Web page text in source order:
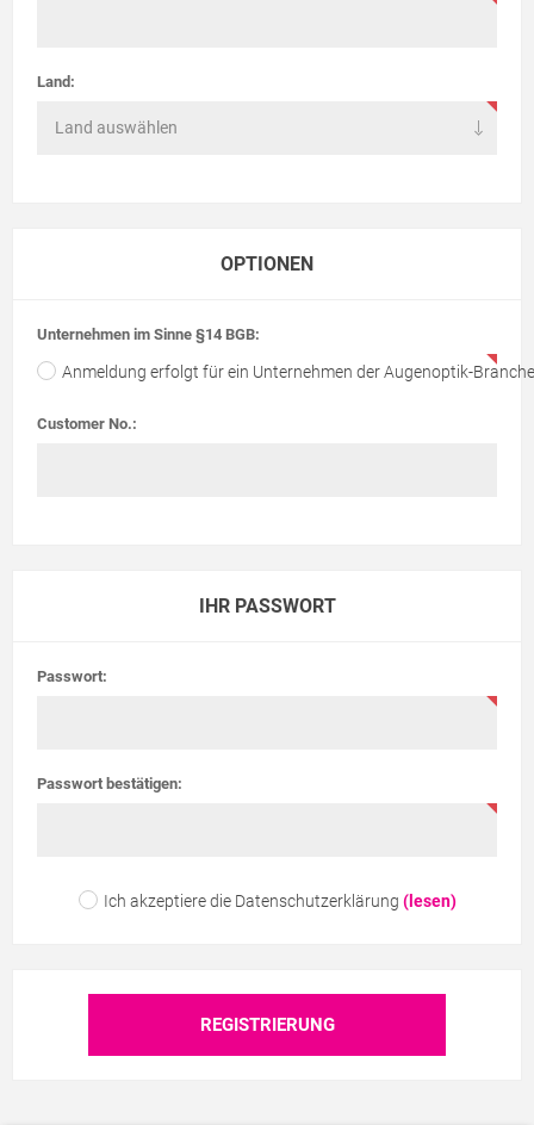
Land:
OPTIONEN
Unternehmen im Sinne §14 BGB:
Anmeldung erfolgt für ein Unternehmen der Augenoptik-Branche
Customer No.:
IHR PASSWORT
Passwort:
Passwort bestätigen:
Ich akzeptiere die Datenschutzerklärung (lesen)